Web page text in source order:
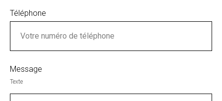
Téléphone
Message
Texte